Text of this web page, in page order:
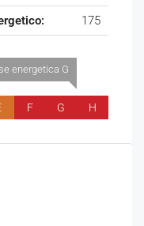
175
F
energetica G
G H